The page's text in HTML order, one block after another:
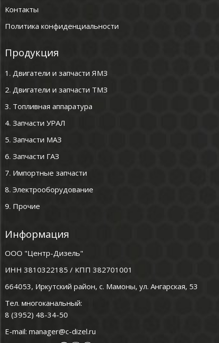
Контакты
Политика конфиденциальности
Продукция
1. Двигатели и запчасти ЯМЗ
2. Двигатели и запчасти ТМЗ
3. Топливная аппаратура
4. Запчасти УРАЛ
5. Запчасти МАЗ
6. Запчасти ГАЗ
7. Импортные запчасти
8. Электрооборудование
9. Прочие
Информация
ООО "Центр-Дизель"
ИНН 3810322185 / КПП 382701001
664053, Иркутский район, с. Мамоны, ул. Ангарская, 53
Тел. многоканальный:
8 (3952) 48-34-50
E-mail: manager@c-dizel.ru